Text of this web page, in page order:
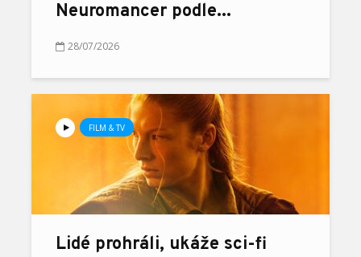
Neuromancer podle...
28/07/2026
FILM & TV
Lidé prohráli, ukáže sci-fi